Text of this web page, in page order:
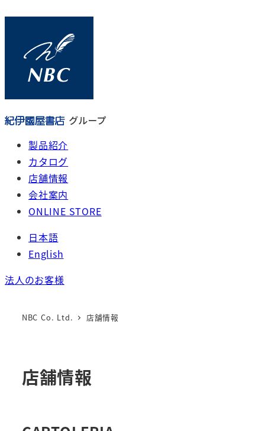
ツ
製品紹介
カタログ
店舗情報
会社案内
ONLINE STORE
日本語
English
法人のお客様
NBC Co. Ltd. 店舗情報
店舗情報